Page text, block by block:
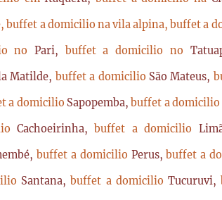
buffet a domicilio na vila alpina, buffet a
noPari, buffet a domicilio no
Matilde, buffet a domicilio São Mateus,
a domicilio Sapopemba,buffet a domicilio
Cachoeirinha,buffet a domicilio
buffet a domicilio Perus,buffet a
Santana,buffet a domicilio Tucuruvi,